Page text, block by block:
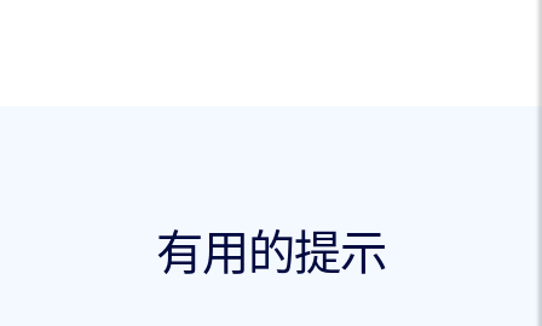
有用的提示